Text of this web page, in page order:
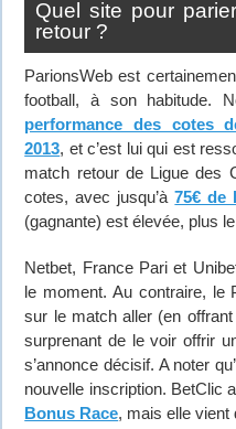
Quel site pour
retour ?
ParionsWeb est
football, à son habitude.
performance des cotes
2013, et c’est lui qui est
match retour de Ligue des
cotes, avec jusqu’à75€ de
(gagnante) est élevée, plus
Netbet, France Pari et
le moment. Au contraire, le
sur le match aller (en
surprenant de le voir offrir
s’annonce décisif. A noter
nouvelle inscription. BetClic
Bonus Race, mais elle vient